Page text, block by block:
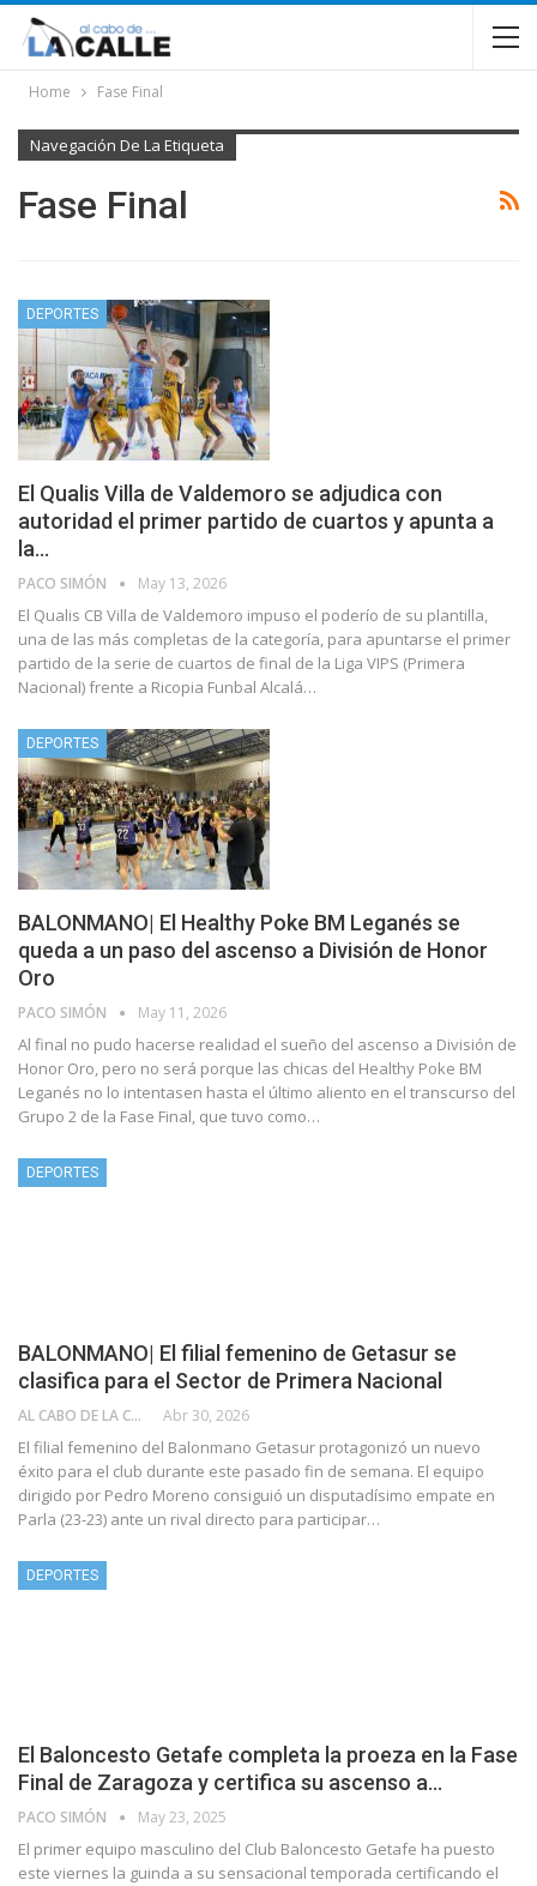
Home Fase Final
Navegación De La Etiqueta
Fase Final
DEPORTES
El Qualis Villa de Valdemoro se adjudica con
autoridad el primer partido de cuartos y apunta a
la…
PACO SIMÓN May 13, 2026
El Qualis CB Villa de Valdemoro impuso el poderío de su plantilla,
una de las más completas de la categoría, para apuntarse el primer
partido de la serie de cuartos de final de la Liga VIPS (Primera
Nacional) frente a Ricopia Funbal Alcalá…
DEPORTES
BALONMANO| El Healthy Poke BM Leganés se
queda a un paso del ascenso a División de Honor
Oro
PACO SIMÓN May 11, 2026
Al final no pudo hacerse realidad el sueño del ascenso a División de
Honor Oro, pero no será porque las chicas del Healthy Poke BM
Leganés no lo intentasen hasta el último aliento en el transcurso del
Grupo 2 de la Fase Final, que tuvo como…
DEPORTES
BALONMANO| El filial femenino de Getasur se
clasifica para el Sector de Primera Nacional
AL CABO DE LA CALLE Abr 30, 2026
El filial femenino del Balonmano Getasur protagonizó un nuevo
éxito para el club durante este pasado fin de semana. El equipo
dirigido por Pedro Moreno consiguió un disputadísimo empate en
Parla (23-23) ante un rival directo para participar…
DEPORTES
El Baloncesto Getafe completa la proeza en la Fase
Final de Zaragoza y certifica su ascenso a…
PACO SIMÓN May 23, 2025
El primer equipo masculino del Club Baloncesto Getafe ha puesto
este viernes la guinda a su sensacional temporada certificando el